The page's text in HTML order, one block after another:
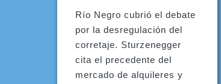
Río Negro cubrió el debate
por la desregulación del
corretaje. Sturzenegger
cita el precedente del
mercado de alquileres y